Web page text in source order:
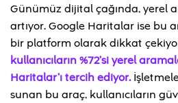
Günümüz dijital çağında, yerel
artıyor. Google Haritalar ise bu
bir platform olarak dikkat
kullanıcıların %72’si yerel
Haritalar’ı tercih ediyor.
sunan bu araç, kullanıcıların